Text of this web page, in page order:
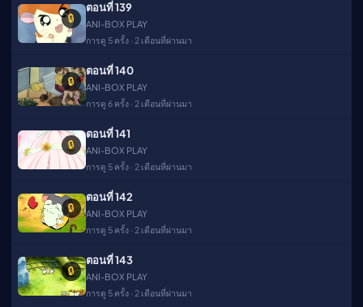
🔒
ตอนที่ 139
ANI-BOX PLAY
การดู 5 ครั้ง · 2 เดือนที่ผ่านมา
🔒
ตอนที่ 140
ANI-BOX PLAY
การดู 6 ครั้ง · 2 เดือนที่ผ่านมา
🔒
ตอนที่ 141
ANI-BOX PLAY
การดู 5 ครั้ง · 2 เดือนที่ผ่านมา
🔒
ตอนที่ 142
ANI-BOX PLAY
การดู 5 ครั้ง · 2 เดือนที่ผ่านมา
🔒
ตอนที่ 143
ANI-BOX PLAY
การดู 5 ครั้ง · 2 เดือนที่ผ่านมา